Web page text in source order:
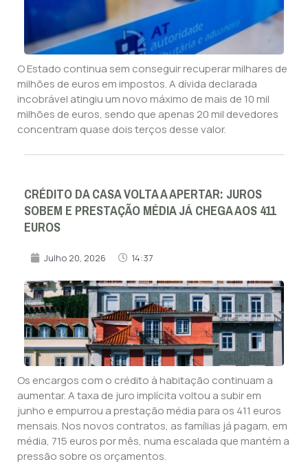
O Estado continua sem conseguir recuperar milhares de
milhões de euros em impostos. A dívida declarada
incobrável atingiu um novo máximo de mais de 10 mil
milhões de euros, sendo que apenas 20 mil devedores
concentram quase dois terços desse valor.
CRÉDITO DA CASA VOLTA A APERTAR: JUROS
SOBEM E PRESTAÇÃO MÉDIA JÁ CHEGA AOS 411
EUROS
Julho 20, 2026 14:37
Os encargos com o crédito à habitação continuam a
aumentar. A taxa de juro implícita voltou a subir em
junho e empurrou a prestação média para os 411 euros
mensais. Nos novos contratos, as famílias já pagam, em
média, 715 euros por mês, numa escalada que mantém a
pressão sobre os orçamentos.